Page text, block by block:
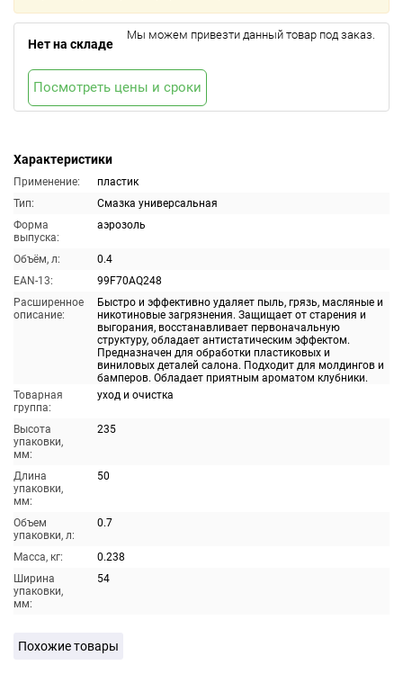
Характеристики
Применение:
пластик
Тип:
Смазка универсальная
Форма
выпуска:
аэрозоль
Объём, л:
0.4
EAN-13:
99F70AQ248
Расширенное
описание:
Быстро и эффективно удаляет пыль, грязь, масляные и
никотиновые загрязнения. Защищает от старения и
выгорания, восстанавливает первоначальную
структуру, обладает антистатическим эффектом.
Предназначен для обработки пластиковых и
виниловых деталей салона. Подходит для молдингов и
бамперов. Обладает приятным ароматом клубники.
Товарная
группа:
уход и очистка
Высота
упаковки,
мм:
235
Длина
упаковки,
мм:
50
Объем
упаковки, л:
0.7
Масса, кг:
0.238
Ширина
упаковки,
мм:
54
Нет на складе
Мы можем привезти данный товар под заказ.
Посмотреть цены и сроки
Похожие товары